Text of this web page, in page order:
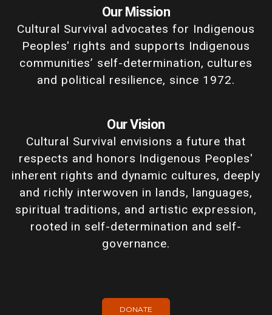
Our Mission
Cultural Survival advocates for Indigenous
Peoples' rights and supports Indigenous
communities’ self-determination, cultures
and political resilience, since 1972.
Our Vision
Cultural Survival envisions a future that
respects and honors Indigenous Peoples'
inherent rights and dynamic cultures, deeply
and richly interwoven in lands, languages,
spiritual traditions, and artistic expression,
rooted in self-determination and self-
governance.
DONATE